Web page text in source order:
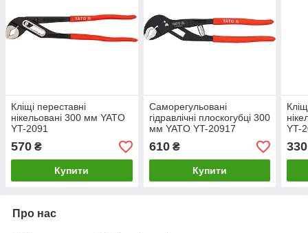
Кліщі переставні
нікельовані 300 мм YATO
YT-2091
570 ₴
Купити
Саморегульовані
гідравлічні плоскогубці 300
мм YATO YT-20917
610₴
Купити
YT-
330
Про нас